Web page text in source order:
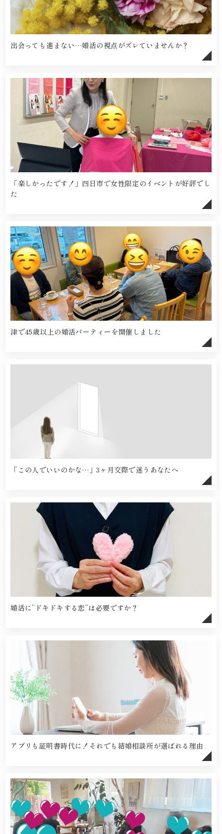
出会っても進まない…婚活の視点がズレていませんか？
「楽しかったです！」四日市で女性限定のイベントが好評でし
た
津で45歳以上の婚活パーティーを開催しました
「この人でいいのかな…」3ヶ月交際で迷うあなたへ
婚活に”ドキドキする恋”は必要ですか？
アプリも証明書時代に！それでも結婚相談所が選ばれる理由